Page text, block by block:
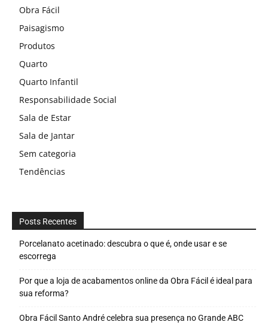
Obra Fácil
Paisagismo
Produtos
Quarto
Quarto Infantil
Responsabilidade Social
Sala de Estar
Sala de Jantar
Sem categoria
Tendências
Posts Recentes
Porcelanato acetinado: descubra o que é, onde usar e se
escorrega
Por que a loja de acabamentos online da Obra Fácil é ideal para
sua reforma?
Obra Fácil Santo André celebra sua presença no Grande ABC